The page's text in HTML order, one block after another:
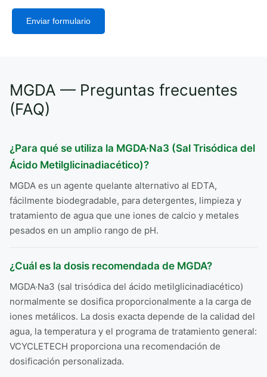
Enviar formulario
MGDA — Preguntas frecuentes
(FAQ)
¿Para qué se utiliza la MGDA·Na3 (Sal Trisódica del
Ácido Metilglicinadiacético)?
MGDA es un agente quelante alternativo al EDTA,
fácilmente biodegradable, para detergentes, limpieza y
tratamiento de agua que une iones de calcio y metales
pesados en un amplio rango de pH.
¿Cuál es la dosis recomendada de MGDA?
MGDA·Na3 (sal trisódica del ácido metilglicinadiacético)
normalmente se dosifica proporcionalmente a la carga de
iones metálicos. La dosis exacta depende de la calidad del
agua, la temperatura y el programa de tratamiento general:
VCYCLETECH proporciona una recomendación de
dosificación personalizada.